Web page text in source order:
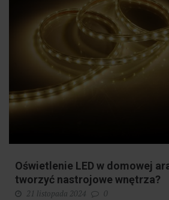
Oświetlenie LED w domowej
tworzyć nastrojowe wnętrza?
21 listopada 2024 0